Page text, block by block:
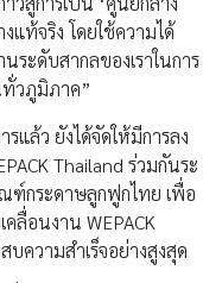
แท้จริง โดยใช้ความได้
ระดับสากลของเราในการ
วภูมิภาค”
แล้ว ยังได้จัดให้มีการลง
Thailand ร่วมกันระ
ฑ์กระดาษลูกฟูกไทย เพื่อ
ลื่อนงาน WEPACK
บความสำเร็จอย่างสูงสุด